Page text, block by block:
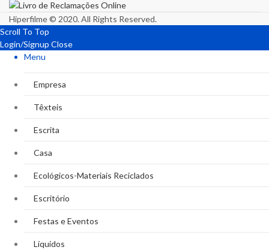
Hiperfilme © 2020. All Rights Reserved.
Scroll To Top
Login/Signup Close
Menu
Empresa
Têxteis
Escrita
Casa
Ecológicos-Materiais Reciclados
Escritório
Festas e Eventos
Líquidos